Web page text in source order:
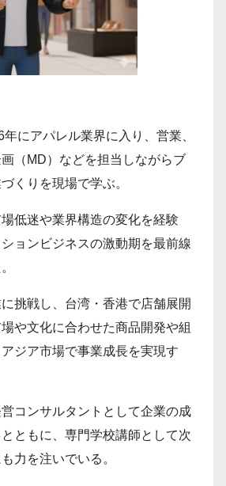
にアパレル業界に入り、営業、
（MD）などを担当しながらブ
くりを現場で学ぶ。
低迷や業界構造の変化を経験
ョンビジネスの激動期を最前線
挑戦し、台湾・香港で店舗展開
や文化に合わせた商品開発や組
ジア市場で事業成長を実現す
コンサルタントとして企業の成
ともに、専門学校講師として次
力を注いでいる。